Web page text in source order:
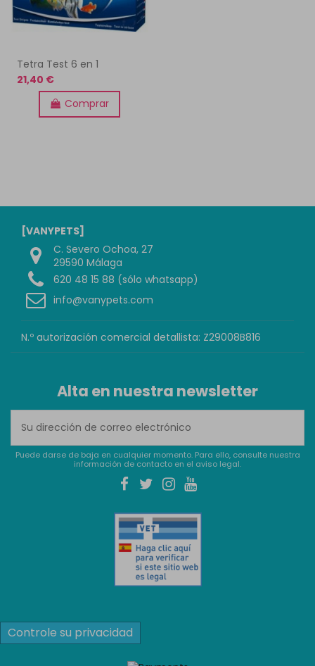
Tetra Test 6 en 1
21,40 €
Comprar
[VANYPETS]
C. Severo Ochoa, 27
29590 Málaga
620 48 15 88 (sólo whatsapp)
info@vanypets.com
N.º autorización comercial detallista: Z29008B816
Alta en nuestra newsletter
Puede darse de baja en cualquier momento. Para ello, consulte nuestra
información de contacto en el aviso legal.
Controle su privacidad